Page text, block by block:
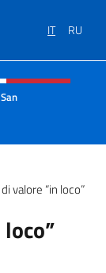
IT RU
menù
valore “in loco”